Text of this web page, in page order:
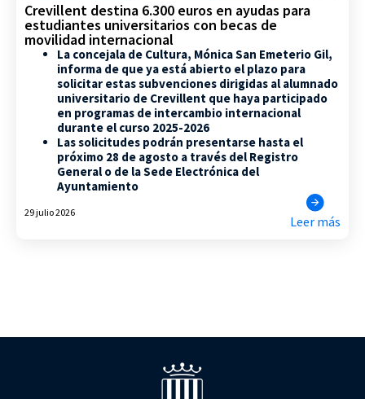
Crevillent destina 6.300 euros en ayudas para
estudiantes universitarios con becas de
movilidad internacional
La concejala de Cultura, Mónica San Emeterio Gil,
informa de que ya está abierto el plazo para
solicitar estas subvenciones dirigidas al alumnado
universitario de Crevillent que haya participado
en programas de intercambio internacional
durante el curso 2025-2026
Las solicitudes podrán presentarse hasta el
próximo 28 de agosto a través del Registro
General o de la Sede Electrónica del
Ayuntamiento
29 julio 2026
Leer más